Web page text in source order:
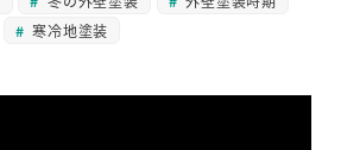
寒冷地塗装